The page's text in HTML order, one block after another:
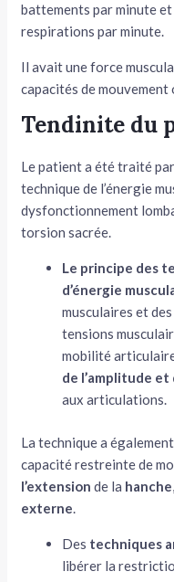
battements par minute
respirations par minute.
Il avait une force
capacités de mouvement
Tendinite du
Le patient a été traité
technique de l’énergie
dysfonctionnement
torsion sacrée.
Le principe des
d’énergie
musculaires et
tensions
mobilité
de l’amplitude et
aux articulations.
La technique a
capacité restreinte de
l’extension de la hanche
externe.
Des techniques
libérer la